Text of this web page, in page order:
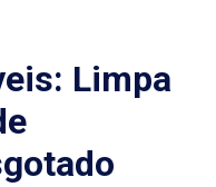
Limpa